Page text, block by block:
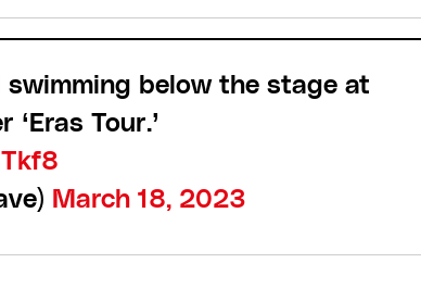
below the stage at
Tour.’
March 18, 2023